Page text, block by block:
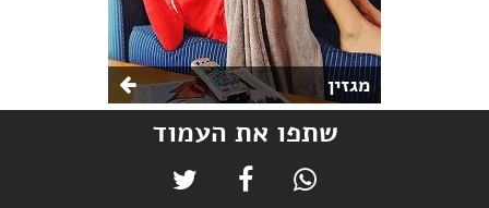
מגזין
שתפו את העמוד